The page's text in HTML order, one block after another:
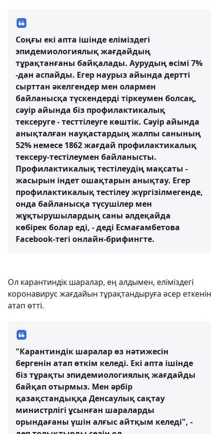
Соңғы екі апта ішінде еліміздегі
эпидемиологиялық жағдайдың
тұрақтанғаны байқалады. Аурудың өсімі 7%
-дан аспайды. Егер наурыз айында дертті
сырттан әкелгендер мен олармен
байланысқа түскендерді тіркеумен болсақ,
сәуір айында біз профилактикалық
тексеруге - тесттілеуге көштік. Сәуір айында
анықталған науқастардың жалпы санының
52% немесе 1862 жағдай профилактикалық
тексеру-тестілеумен байланысты.
Профилактикалық тестілеудің мақсаты -
жасырын індет ошақтарын анықтау. Егер
профилактикалық тестілеу жүргізілмегенде,
онда байланысқа түсушілер мен
жұқтырушылардың саны әлдеқайда
көбірек болар еді, - деді Есмағамбетова
Facebook-тегі онлайн-брифингте.
Ол карантиндік шаралар, ең алдымен, еліміздегі
коронавирус жағдайын тұрақтандыруға әсер еткенін
атап өтті.
"Карантиндік шаралар өз нәтижесін
бергенін атап өткім келеді. Екі апта ішінде
біз тұрақты эпидемиологиялық жағдайды
байқап отырмыз. Мен әрбір
қазақстандыққа Денсаулық сақтау
министрлігі ұсынған шараларды
орындағаны үшін алғыс айтқым келеді", -